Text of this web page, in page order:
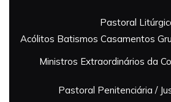
Pastoral
Acólitos Batismos Casamentos
Ministros Extraordinários da
Pastoral Penitenciária /